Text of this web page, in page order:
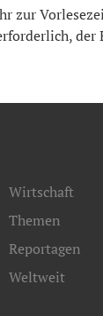
zur
Wirtschaft
Themen
Reportagen
Weltweit